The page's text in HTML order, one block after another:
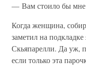
— Вам стоило бы мне
Когда женщина,
заметил на
Скьяпарелли. Да уж,
если только эта